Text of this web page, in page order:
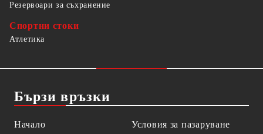
Резервоари за съхранение
Спортни стоки
Атлетика
Бързи връзки
Начало
Условия за пазаруване